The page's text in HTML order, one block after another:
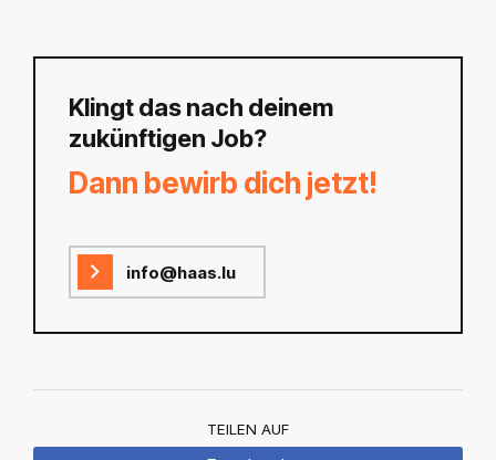
Klingt das nach deinem
zukünftigen Job?
Dann bewirb dich jetzt!
info@haas.lu
TEILEN AUF